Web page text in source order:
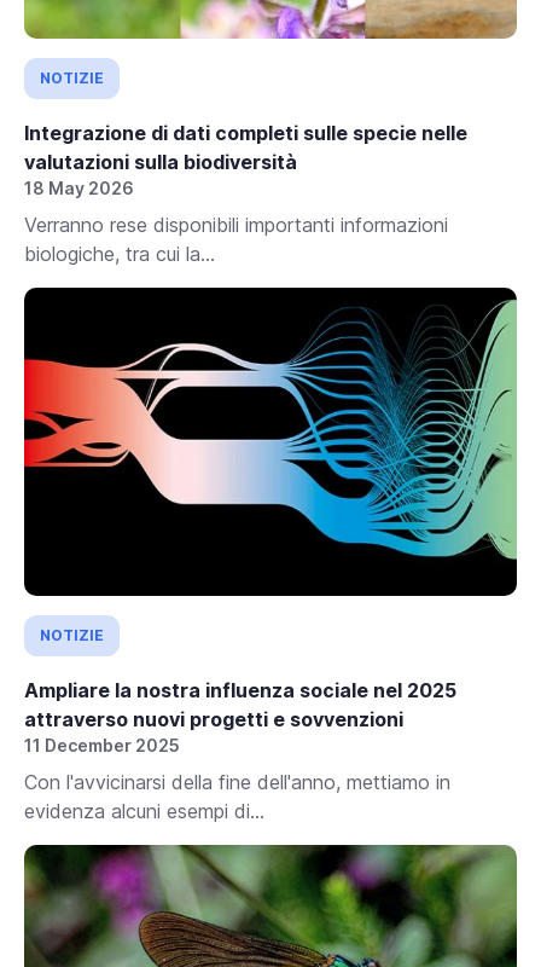
NOTIZIE
Integrazione di dati completi sulle specie nelle
valutazioni sulla biodiversità
18 May 2026
Verranno rese disponibili importanti informazioni
biologiche, tra cui la...
NOTIZIE
Ampliare la nostra influenza sociale nel 2025
attraverso nuovi progetti e sovvenzioni
11 December 2025
Con l'avvicinarsi della fine dell'anno, mettiamo in
evidenza alcuni esempi di...